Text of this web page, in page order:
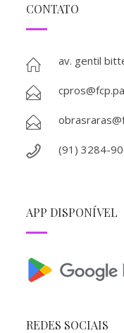
CONTATO
av. gentil
(91) 3284-
APP DISPONÍVEL
REDES SOCIAIS